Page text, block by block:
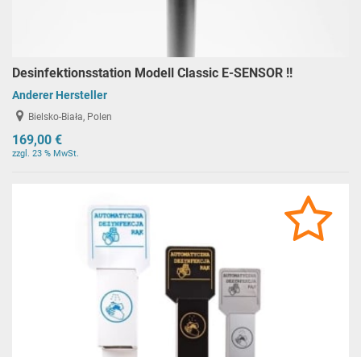
Desinfektionsstation Modell Classic E-SENSOR !!
Anderer Hersteller
Bielsko-Biała, Polen
169,00 €
zzgl. 23 % MwSt.